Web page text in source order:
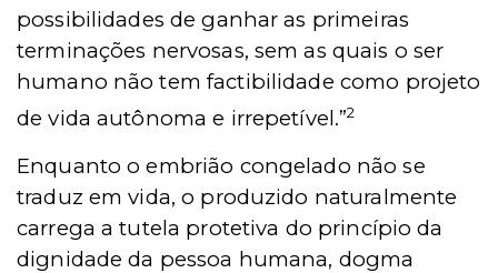
possibilidades de ganhar as primeiras
terminações nervosas, sem as quais o ser
humano não tem factibilidade como projeto
de vida autônoma e irrepetível.”2
Enquanto o embrião congelado não se
traduz em vida, o produzido naturalmente
carrega a tutela protetiva do princípio da
dignidade da pessoa humana, dogma